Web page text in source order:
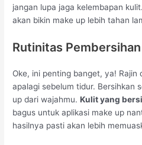
jangan lupa jaga kelembapan
akan bikin make up lebih tahan
Rutinitas Pembersihan
Oke, ini penting banget, ya! Rajin
apalagi sebelum tidur. Bersihkan
up dari wajahmu.Kulit yang
bagus untuk aplikasi make up
hasilnya pasti akan lebih